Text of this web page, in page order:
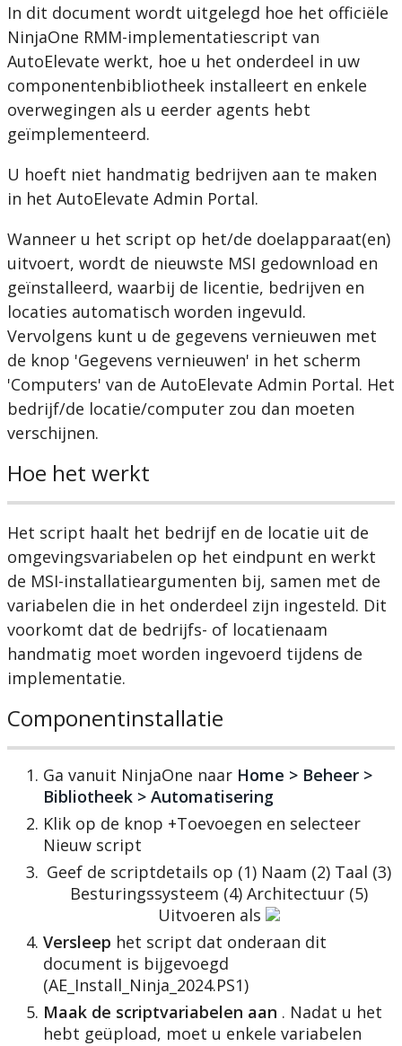
In dit document wordt uitgelegd hoe het officiële
NinjaOne RMM-implementatiescript van
AutoElevate werkt, hoe u het onderdeel in uw
componentenbibliotheek installeert en enkele
overwegingen als u eerder agents hebt
geïmplementeerd.
U hoeft niet handmatig bedrijven aan te maken
in het AutoElevate Admin Portal.
Wanneer u het script op het/de doelapparaat(en)
uitvoert, wordt de nieuwste MSI gedownload en
geïnstalleerd, waarbij de licentie, bedrijven en
locaties automatisch worden ingevuld.
Vervolgens kunt u de gegevens vernieuwen met
de knop 'Gegevens vernieuwen' in het scherm
'Computers' van de AutoElevate Admin Portal. Het
bedrijf/de locatie/computer zou dan moeten
verschijnen.
Hoe het werkt
Het script haalt het bedrijf en de locatie uit de
omgevingsvariabelen op het eindpunt en werkt
de MSI-installatieargumenten bij, samen met de
variabelen die in het onderdeel zijn ingesteld. Dit
voorkomt dat de bedrijfs- of locatienaam
handmatig moet worden ingevoerd tijdens de
implementatie.
Componentinstallatie
Ga vanuit NinjaOne naar Home > Beheer >
Bibliotheek > Automatisering
Klik op de knop +Toevoegen en selecteer
Nieuw script
Geef de scriptdetails op (1) Naam (2) Taal (3)
Besturingssysteem (4) Architectuur (5)
Uitvoeren als
Versleep het script dat onderaan dit
document is bijgevoegd
(AE_Install_Ninja_2024.PS1)
Maak de scriptvariabelen aan . Nadat u het
hebt geüpload, moet u enkele variabelen